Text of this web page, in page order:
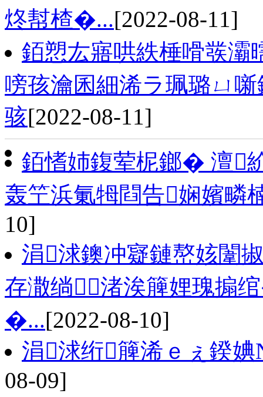
炵幇楂�...[2022-08-11]
銆愬厷寤哄紩棰嗗彂灞
嗙孩瀹囷細浠ラ珮璐ㄩ
骇[2022-08-11]
銆愭姉鍑荤柅鎯� 澶
轰笁浜氭牳閰告娴嬪疄
10]
涓浗鐭冲寲鏈嶅姟闈
存潵绱渚涘簲娌瑰搧
�...[2022-08-10]
涓浗绗簲浠ｅぇ鍨
08-09]